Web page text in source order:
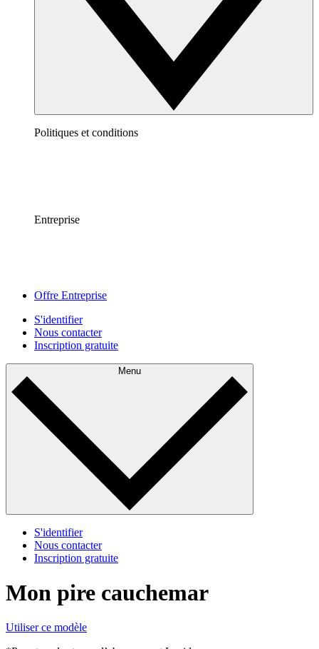
Politiques et conditions
Entreprise
Offre Entreprise
S'identifier
Nous contacter
Inscription gratuite
Menu
S'identifier
Nous contacter
Inscription gratuite
Mon pire cauchemar
Utiliser ce modèle